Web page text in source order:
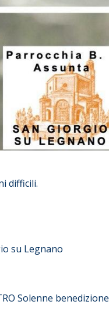
difficili.
su Legnano
Solenne benedizione